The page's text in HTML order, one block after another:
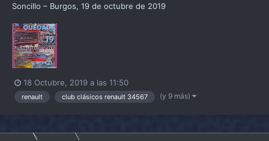
Soncillo – Burgos, 19 de octubre de 2019
18 Octubre, 2019 a las 11:50
renault club clásicos renault 34567 (y 9 más)